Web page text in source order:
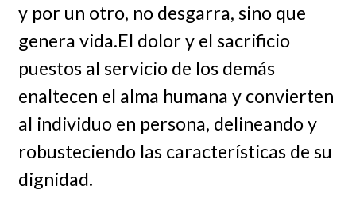
y por un otro, no desgarra, sino que
genera vida.El dolor y el sacrificio
puestos al servicio de los demás
enaltecen el alma humana y convierten
al individuo en persona, delineando y
robusteciendo las características de su
dignidad.